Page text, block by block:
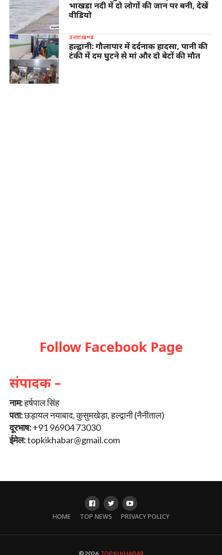
भाखड़ा नदी में दो लोगों की जान पर बनी, देखें
वीडियो
उत्तराखण्ड
हल्द्वानी: गौलापार में दर्दनाक हादसा, पानी की
टंकी में दम घुटने से मां और दो बेटों की मौत
Follow Facebook Page
संपादक –
नाम:हर्षपाल सिंह
पता:छड़ायल नयाबाद, कुसुमखेड़ा, हल्द्वानी (नैनीताल)
दूरभाष:+91 96904 73030
ईमेल:topkikhabar@gmail.com
HOME TOP NEWS PRIVACY POLICY
© 2026, TOP KI KHABAR